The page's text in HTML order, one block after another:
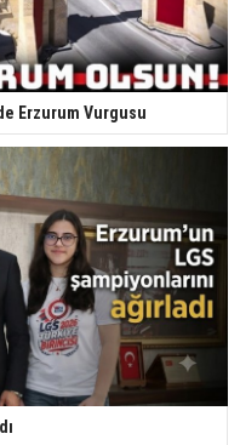
Erzurum Vurgusu